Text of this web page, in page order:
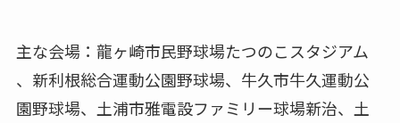
主な会場：龍ヶ崎市民野球場たつのこスタジアム
、新利根総合運動公園野球場、牛久市牛久運動公
園野球場、土浦市雅電設ファミリー球場新治、土